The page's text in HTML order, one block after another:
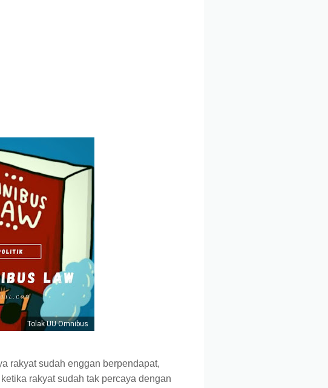
Tolak UU Omnibus
rakyat sudah enggan berpendapat,
rakyat sudah tak percaya dengan